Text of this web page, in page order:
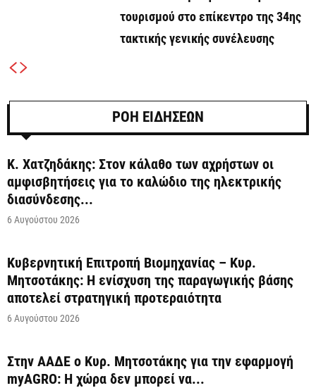
τουρισμού στο επίκεντρο της 34ης
τακτικής γενικής συνέλευσης
ΡΟΗ ΕΙΔΗΣΕΩΝ
Κ. Χατζηδάκης: Στον κάλαθο των αχρήστων οι
αμφισβητήσεις για το καλώδιο της ηλεκτρικής
διασύνδεσης...
6 Αυγούστου 2026
Κυβερνητική Επιτροπή Βιομηχανίας – Κυρ.
Μητσοτάκης: Η ενίσχυση της παραγωγικής βάσης
αποτελεί στρατηγική προτεραιότητα
6 Αυγούστου 2026
Στην ΑΑΔΕ ο Κυρ. Μητσοτάκης για την εφαρμογή
myAGRO: Η χώρα δεν μπορεί να...